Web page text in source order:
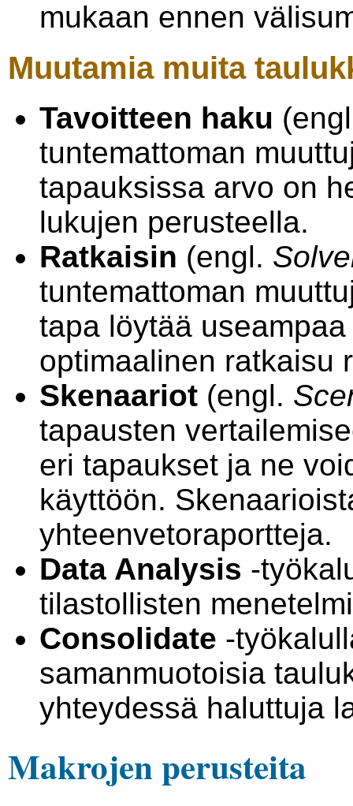
mukaan ennen
Muutamia muita
Tavoitteen haku
tuntemattoman
tapauksissa arvo on
lukujen perusteella.
Ratkaisin (engl.
tuntemattoman
tapa löytää
optimaalinen ratkaisu
Skenaariot(engl.
tapausten
eri tapaukset ja ne
käyttöön.
yhteenvetoraportteja.
Data Analysis -
tilastollisten
Consolidate -
samanmuotoisia
yhteydessä haluttuja
Makrojen perusteita